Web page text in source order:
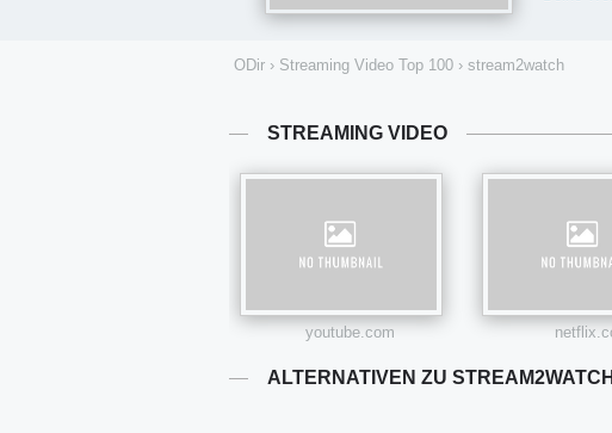
ODir › Streaming Video Top 100 › stream2watch
STREAMING VIDEO
youtube.com
ALTERNATIVEN ZU STREAM2WATCH